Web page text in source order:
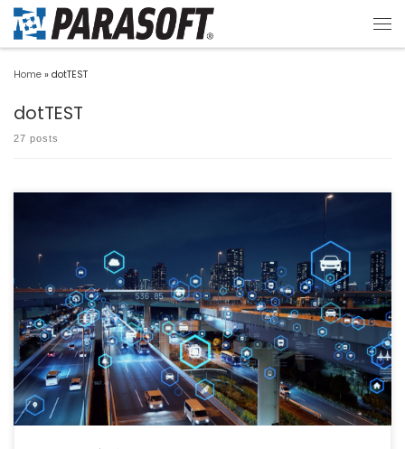
Home » dotTEST
dotTEST
27 posts
dotTEST のバージョン2025.3.*のモジュールにてCVE対応版を再リリースいたしまし
た。 […]